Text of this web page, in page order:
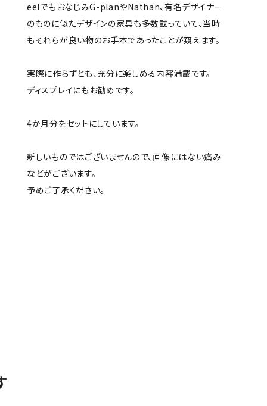
eelでもおなじみG-planやNathan、有名デザイナー
のものに似たデザインの家具も多数載っていて、当時
もそれらが良い物のお手本であったことが窺えます。
実際に作らずとも、充分に楽しめる内容満載です。
ディスプレイにもお勧めです。
4か月分をセットにしています。
新しいものではございませんので、画像にはない痛み
などがございます。
予めご了承ください。